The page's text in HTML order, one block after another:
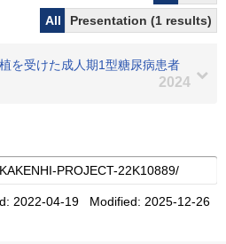
All
Presentation (1 results)
を受けた成人期1型糖尿病患者
2024
2022-04-19 Modified: 2025-12-26